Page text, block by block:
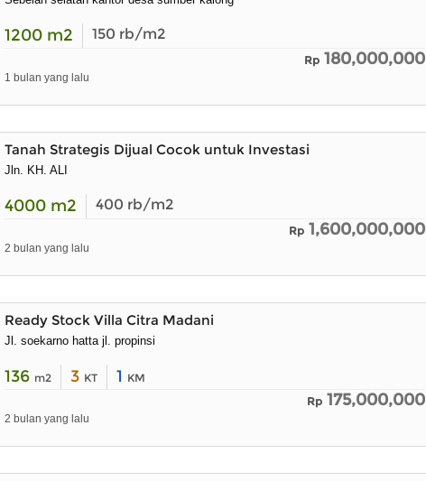
1200 m2 150 rb/m2
Rp 180,000,000
1 bulan yang lalu
Tanah Strategis Dijual Cocok untuk Investasi
Jln. KH. ALI
4000 m2 400 rb/m2
Rp 1,600,000,000
2 bulan yang lalu
Ready Stock Villa Citra Madani
Jl. soekarno hatta jl. propinsi
136 m2 3 KT 1 KM
Rp 175,000,000
2 bulan yang lalu